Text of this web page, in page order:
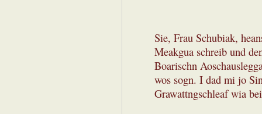
Sie, Frau Schubiak,
Meakgua schreib und
Boarischn
wos sogn. I dad mi jo
Grawattngschleaf wia